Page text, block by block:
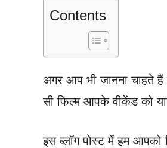
Contents
अगर आप भी जानना चाहते हैं
सी फिल्म आपके वीकेंड को
इस ब्लॉग पोस्ट में हम आपको